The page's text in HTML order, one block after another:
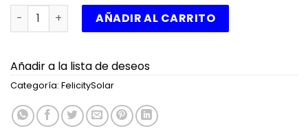
INVERSOR HIBRIDO 8KVA 48V 110V/220V FELICITY
AÑADIR AL CARRITO
Añadir a la lista de deseos
Categoría: FelicitySolar